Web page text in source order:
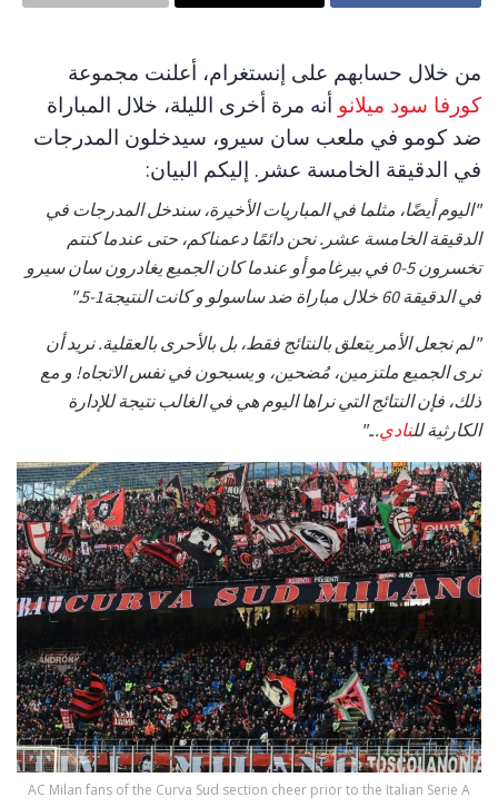
من خلال حسابهم على إنستغرام، أعلنت مجموعة
كورفا سود ميلانو أنه مرة أخرى الليلة، خلال المباراة
ضد كومو في ملعب سان سيرو، سيدخلون المدرجات
في الدقيقة الخامسة عشر. إليكم البيان:
"اليوم أيضًا، مثلما في المباريات الأخيرة، سندخل المدرجات في
الدقيقة الخامسة عشر. نحن دائمًا دعمناكم، حتى عندما كنتم
تخسرون 5-0 في بيرغامو أو عندما كان الجميع يغادرون سان سيرو
في الدقيقة 60 خلال مباراة ضد ساسولو و كانت النتيجة1-5."
"لم نجعل الأمر يتعلق بالنتائج فقط، بل بالأحرى بالعقلية. نريد أن
نرى الجميع ملتزمين، مُضحين، و يسبحون في نفس الاتجاه! و مع
ذلك، فإن النتائج التي نراها اليوم هي في الغالب نتيجة للإدارة
الكارثية للنادي..."
AC Milan fans of the Curva Sud section cheer prior to the Italian Serie A